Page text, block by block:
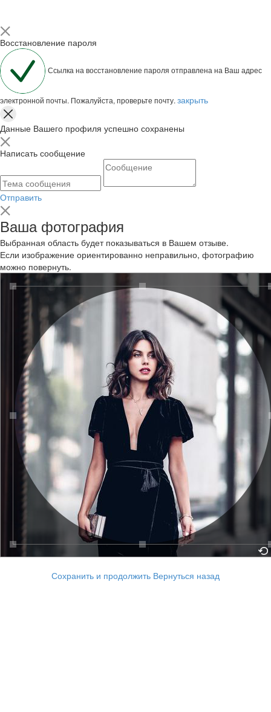
Восстановление пароля
Ссылка на восстановление пароля отправлена на Ваш адрес
электронной почты. Пожалуйста, проверьте почту. закрыть
Данные Вашего профиля успешно сохранены
Написать сообщение
Отправить
Ваша фотография
Выбранная область будет показываться в Вашем отзыве.
Если изображение ориентированно неправильно, фотографию
можно повернуть.
Сохранить и продолжить Вернуться назад